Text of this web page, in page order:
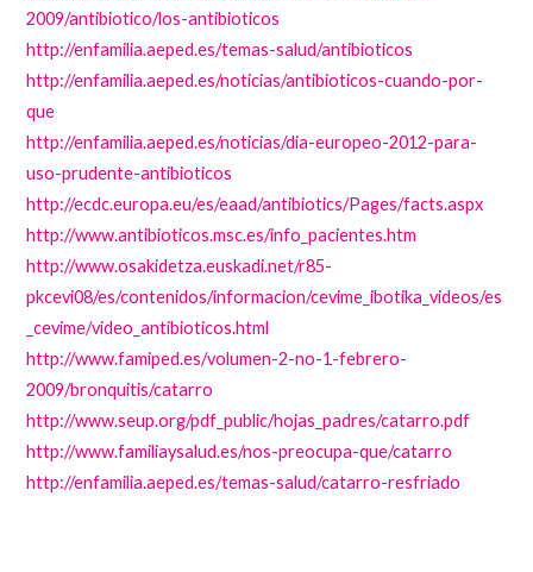
2009/antibiotico/los-antibioticos
http://enfamilia.aeped.es/temas-salud/antibioticos
http://enfamilia.aeped.es/noticias/antibioticos-cuando-por-
que
http://enfamilia.aeped.es/noticias/dia-europeo-2012-para-
uso-prudente-antibioticos
http://ecdc.europa.eu/es/eaad/antibiotics/Pages/facts.aspx
http://www.antibioticos.msc.es/info_pacientes.htm
http://www.osakidetza.euskadi.net/r85-
pkcevi08/es/contenidos/informacion/cevime_ibotika_videos/es
_cevime/video_antibioticos.html
http://www.famiped.es/volumen-2-no-1-febrero-
2009/bronquitis/catarro
http://www.seup.org/pdf_public/hojas_padres/catarro.pdf
http://www.familiaysalud.es/nos-preocupa-que/catarro
http://enfamilia.aeped.es/temas-salud/catarro-resfriado